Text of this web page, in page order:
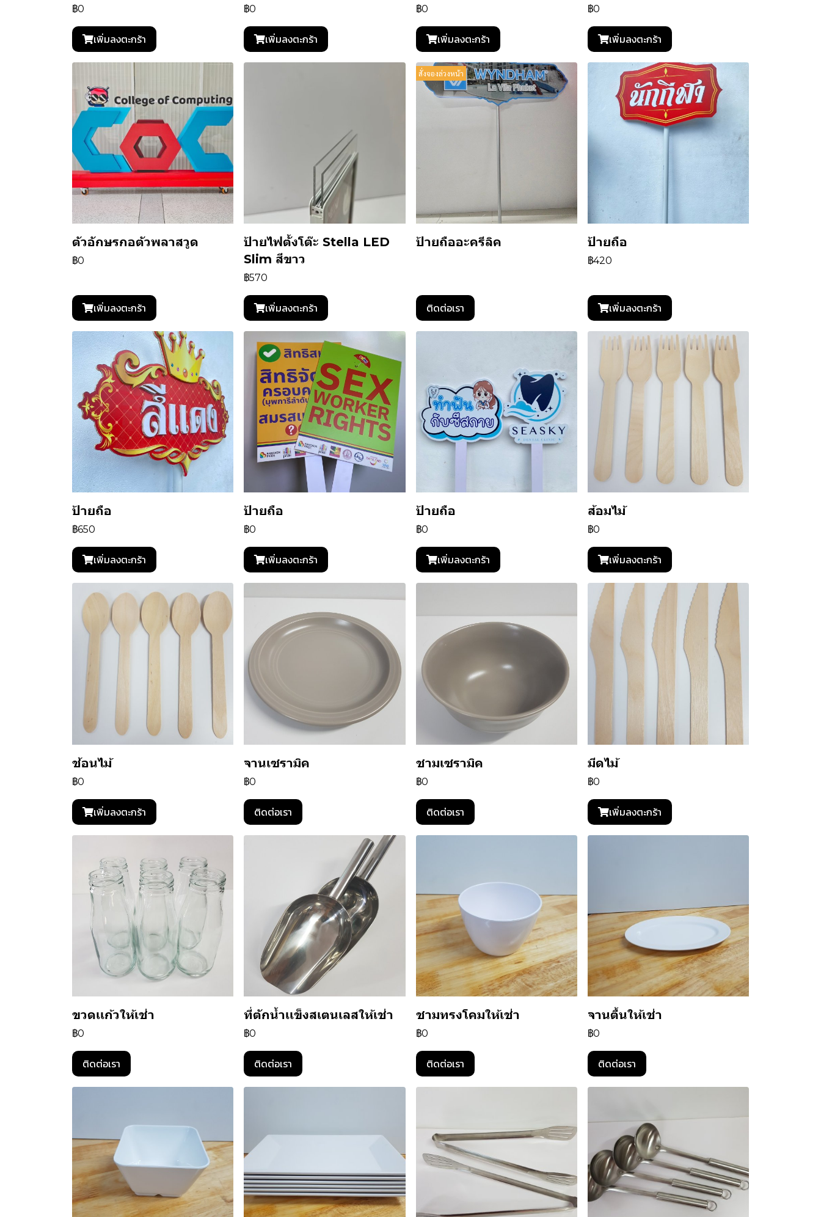
฿0
เพิ่มลงตะกร้า
฿0
เพิ่มลงตะกร้า
฿0
เพิ่มลงตะกร้า
฿0
เพิ่มลงตะกร้า
ตัวอักษรกอตัวพลาสวูด
฿0
เพิ่มลงตะกร้า
ป้ายไฟตั้งโต๊ะ Stella LED
Slim สีขาว
฿570
เพิ่มลงตะกร้า
สั่งจองล่วงหน้า
ป้ายถืออะครีลิค
ติดต่อเรา
ป้ายถือ
฿420
เพิ่มลงตะกร้า
ป้ายถือ
฿650
เพิ่มลงตะกร้า
ป้ายถือ
฿0
เพิ่มลงตะกร้า
ป้ายถือ
฿0
เพิ่มลงตะกร้า
ส้อมไม้
฿0
เพิ่มลงตะกร้า
ช้อนไม้
฿0
เพิ่มลงตะกร้า
จานเซรามิค
฿0
ติดต่อเรา
ชามเซรามิค
฿0
ติดต่อเรา
มีดไม้
฿0
เพิ่มลงตะกร้า
ขวดเเก้วให้เช่า
฿0
ติดต่อเรา
ที่ตักนํ้าเเข็งสเตนเลสให้เช่า
฿0
ติดต่อเรา
ชามทรงโคมให้เช่า
฿0
ติดต่อเรา
จานตื้นให้เช่า
฿0
ติดต่อเรา